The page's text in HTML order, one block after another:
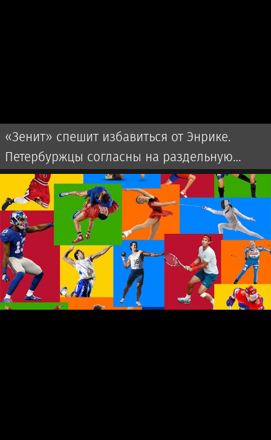
«Зенит» спешит избавиться от Энрике.
Петербуржцы согласны на раздельную
оплату от «Фламенго»